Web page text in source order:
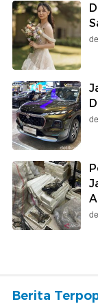
Berita